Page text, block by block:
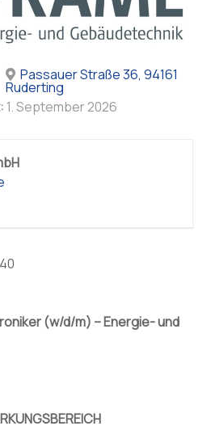
Passauer Straße 36, 94161
Ruderting
1. September 2026
40
(w/d/m) – Energie- und